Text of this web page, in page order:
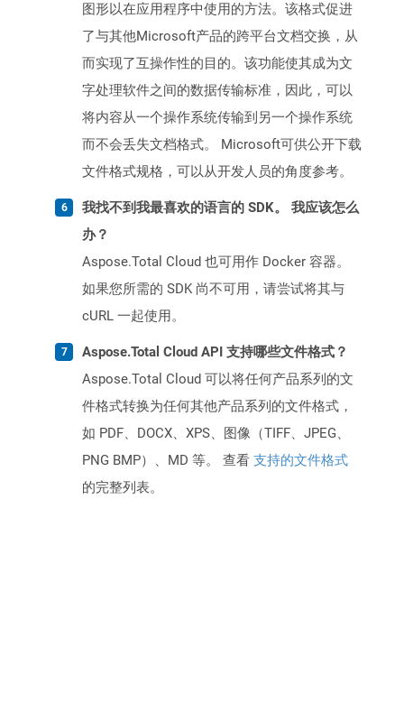
图形以在应用程序中使用的方法。该格式促进
了与其他Microsoft产品的跨平台文档交换，从
而实现了互操作性的目的。该功能使其成为文
字处理软件之间的数据传输标准，因此，可以
将内容从一个操作系统传输到另一个操作系统
而不会丢失文档格式。 Microsoft可供公开下载
文件格式规格，可以从开发人员的角度参考。
我找不到我最喜欢的语言的 SDK。 我应该怎么
办？
Aspose.Total Cloud 也可用作 Docker 容器。
如果您所需的 SDK 尚不可用，请尝试将其与
cURL 一起使用。
Aspose.Total Cloud API 支持哪些文件格式？
Aspose.Total Cloud 可以将任何产品系列的文
件格式转换为任何其他产品系列的文件格式，
如 PDF、DOCX、XPS、图像（TIFF、JPEG、
PNG BMP）、MD 等。 查看 支持的文件格式
的完整列表。